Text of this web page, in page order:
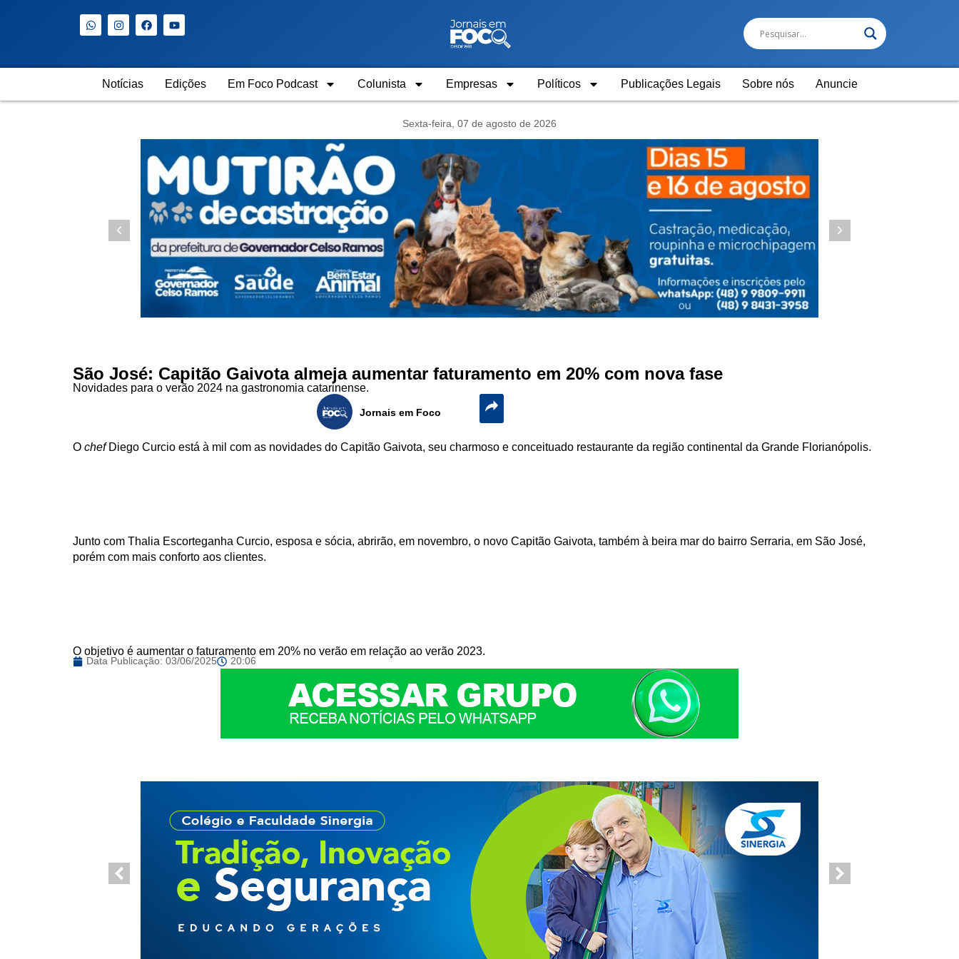
Notícias Edições Em Foco Podcast Colunista Empresas Políticos Publicações Legais Sobre nós Anuncie
Sexta-feira, 07 de agosto de 2026
São José: Capitão Gaivota almeja aumentar faturamento em 20% com nova fase
Novidades para o verão 2024 na gastronomia catarinense.
Jornais em Foco
O chefDiego Curcio está à mil com as novidades do Capitão Gaivota, seu charmoso e conceituado restaurante da região continental da Grande Florianópolis.
Junto com Thalia Escorteganha Curcio, esposa e sócia, abrirão, em novembro, o novo Capitão Gaivota, também à beira mar do bairro Serraria, em São José,
porém com mais conforto aos clientes.
O objetivo é aumentar o faturamento em 20% no verão em relação ao verão 2023.
Data Publicação: 03/06/2025 20:06